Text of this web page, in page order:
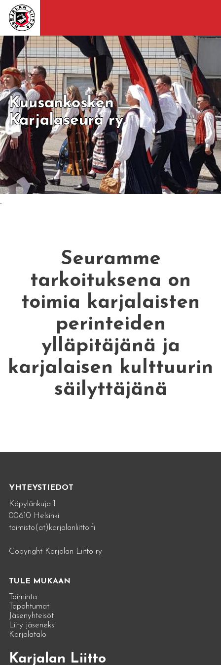
Kuusankosken
Karjalaseura ry
.
Seuramme
tarkoituksena on
toimia karjalaisten
perinteiden
ylläpitäjänä ja
karjalaisen kulttuurin
säilyttäjänä
YHTEYSTIEDOT
Käpylänkuja 1
00610 Helsinki
toimisto(at)karjalanliitto.fi
Copyright Karjalan Liitto ry
TULE MUKAAN
Toiminta
Tapahtumat
Jäsenyhteisöt
Liity jäseneksi
Karjalatalo
Karjalan Liitto